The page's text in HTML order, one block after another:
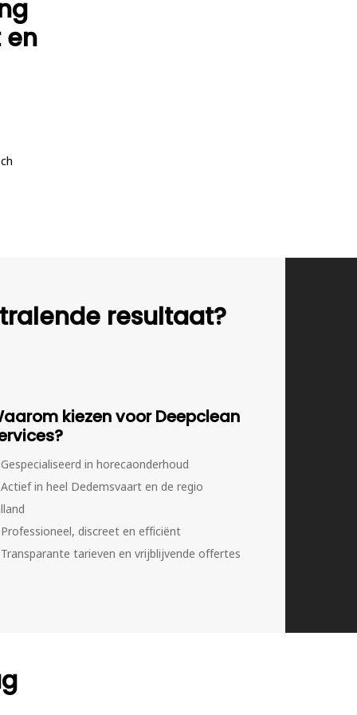
en
resultaat?
kiezen voor Deepclean
Gespecialiseerd in horecaonderhoud
Actief in heel Dedemsvaart en de regio
Professioneel, discreet en efficiënt
Transparante tarieven en vrijblijvende offertes